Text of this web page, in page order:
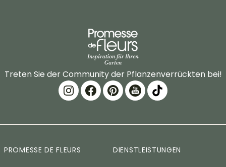
Treten Sie der Community der Pflanzenverrückten bei!
PROMESSE DE FLEURS DIENSTLEISTUNGEN